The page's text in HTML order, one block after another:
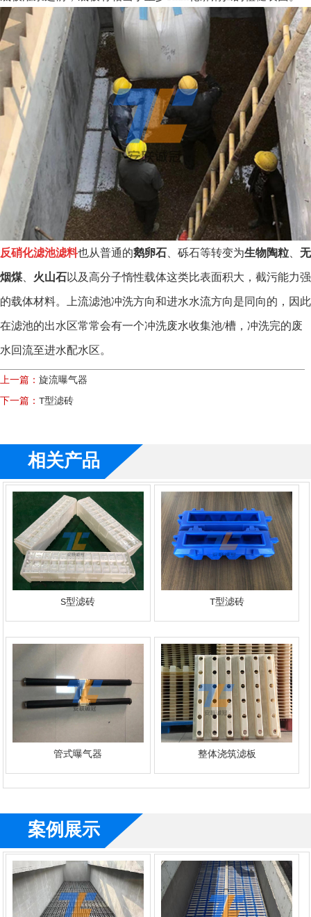
反硝化滤池滤料也从普通的鹅卵石 、砾石等转变为生物陶粒 无
烟煤 火山石以及高分子惰性载体这类比表面积大，截污能力强
的载体材料。上流滤池冲洗方向和进水水流方向是同向的，因此
在滤池的出水区常常会有一个冲洗废水收集池/槽，冲洗完的废
水回流至进水配水区。
上一篇： 旋流曝气器
下一篇： T型滤砖
相关产品
S型滤砖 T型滤砖
管式曝气器 整体浇筑滤板
案例展示